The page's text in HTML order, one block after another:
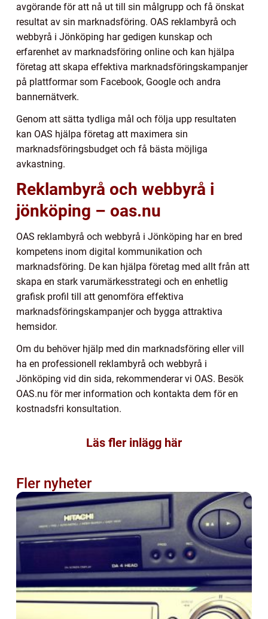
avgörande för att nå ut till sin målgrupp och få önskat
resultat av sin marknadsföring. OAS reklambyrå och
webbyrå i Jönköping har gedigen kunskap och
erfarenhet av marknadsföring online och kan hjälpa
företag att skapa effektiva marknadsföringskampanjer
på plattformar som Facebook, Google och andra
bannernätverk.
Genom att sätta tydliga mål och följa upp resultaten
kan OAS hjälpa företag att maximera sin
marknadsföringsbudget och få bästa möjliga
avkastning.
Reklambyrå och webbyrå i
jönköping – oas.nu
OAS reklambyrå och webbyrå i Jönköping har en bred
kompetens inom digital kommunikation och
marknadsföring. De kan hjälpa företag med allt från att
skapa en stark varumärkesstrategi och en enhetlig
grafisk profil till att genomföra effektiva
marknadsföringskampanjer och bygga attraktiva
hemsidor.
Om du behöver hjälp med din marknadsföring eller vill
ha en professionell reklambyrå och webbyrå i
Jönköping vid din sida, rekommenderar vi OAS. Besök
OAS.nu för mer information och kontakta dem för en
kostnadsfri konsultation.
Läs fler inlägg här
Fler nyheter